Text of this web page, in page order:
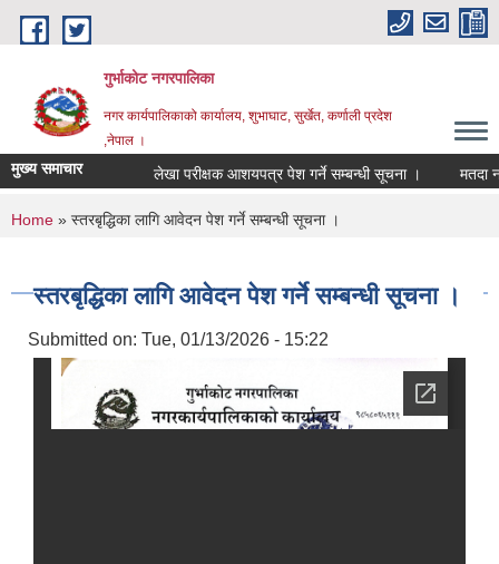
Skip to main content
गुर्भाकोट नगरपालिका
नगर कार्यपालिकाको कार्यालय, शुभाघाट, सुर्खेत, कर्णाली प्रदेश
,नेपाल ।
मुख्य समाचार लेखा परीक्षक आशयपत्र पेश गर्ने सम्बन्धी सूचना । मतदा
You are here
Home » स्तरबृद्धिका लागि आवेदन पेश गर्ने सम्बन्धी सूचना ।
स्तरबृद्धिका लागि आवेदन पेश गर्ने सम्बन्धी सूचना ।
Submitted on: Tue, 01/13/2026 - 15:22